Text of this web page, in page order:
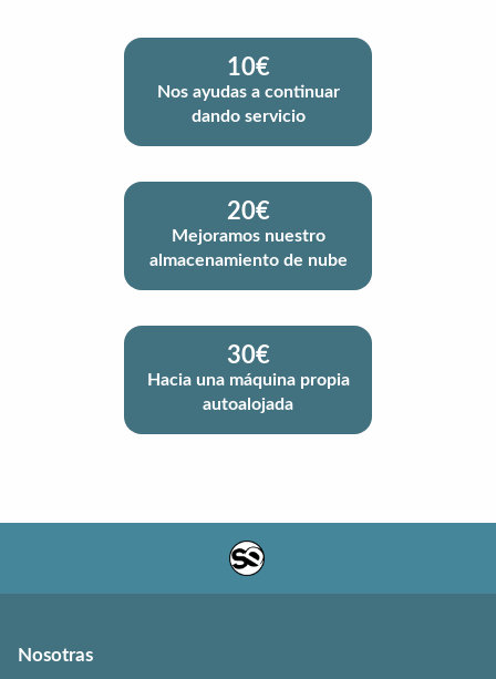
10€
Nos ayudas a continuar
dando servicio
20€
Mejoramos nuestro
almacenamiento de nube
30€
Hacia una máquina propia
autoalojada
Nosotras